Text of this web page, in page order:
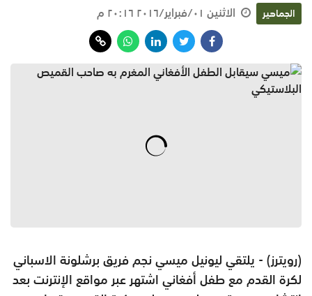
الجماهير الاثنين ٠١/فبراير/٢٠١٦ ٢٠:١٦ م
(رويترز) - يلتقي ليونيل ميسي نجم فريق برشلونة الاسباني
لكرة القدم مع طفل أفغاني اشتهر عبر مواقع الإنترنت بعد